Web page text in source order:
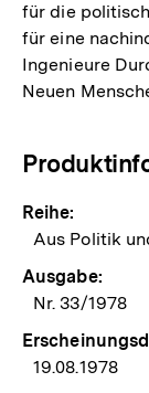
für die
für eine
Ingenieure
Neuen
Reihe:
Aus Politik
Ausgabe:
Nr. 33/1978
19.08.1978